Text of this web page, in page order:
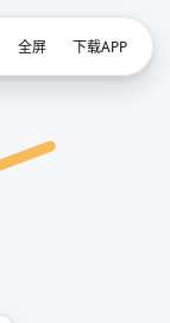
全屏 下载APP